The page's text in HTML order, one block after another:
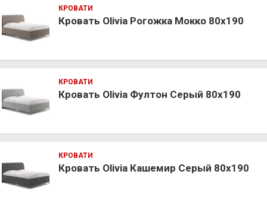
КРОВАТИ
Кровать Olivia Рогожка Мокко 80х190
КРОВАТИ
Кровать Olivia Фултон Серый 80х190
КРОВАТИ
Кровать Olivia Кашемир Серый 80х190